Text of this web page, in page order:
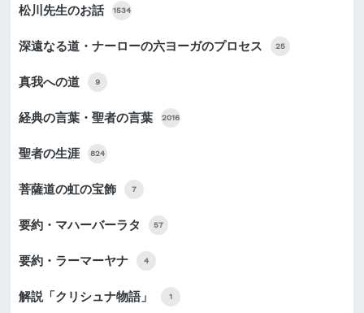
松川先生のお話 1534
深遠なる道・ナーローの六ヨーガのプロセス 25
真我への道 9
経典の言葉・聖者の言葉 2016
聖者の生涯 824
菩薩道の虹の宝飾 7
要約・マハーバーラタ 57
要約・ラーマーヤナ 4
解説「クリシュナ物語」 1